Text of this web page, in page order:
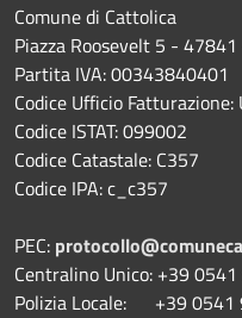
Comune di Cattolica
Piazza Roosevelt 5 -
Partita IVA: 00343840401
Codice Ufficio Fatturazione:
Codice ISTAT: 099002
Codice Catastale: C357
Codice IPA: c_c357
PEC:
Centralino Unico: +39
Polizia Locale: +39 0541